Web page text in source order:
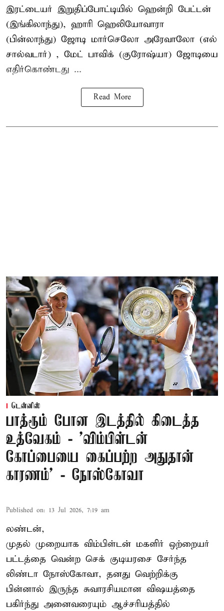
இரட்டையர் இறுதிப்போட்டியில் ஹென்றி பேட்டன்
(இங்கிலாந்து), ஹாரி ஹெலியோவாரா
(பின்லாந்து) ஜோடி மார்செலோ அரேவாலோ (எல்
சால்வடார்) , மேட் பாவிக் (குரோஷ்யா) ஜோடியை
எதிர்கொண்டது ...
Read More
டென்னிஸ்
பாத்ரூம் போன இடத்தில் கிடைத்த
உத்வேகம் - ’விம்பிள்டன்
கோப்பையை கைப்பற்ற அதுதான்
காரணம்’ - நோஸ்கோவா
Published on: 13 Jul 2026, 7:19 am
லண்டன்,
முதல் முறையாக விம்பிள்டன் மகளிர் ஒற்றையர்
பட்டத்தை வென்ற செக் குடியரசை சேர்ந்த
லிண்டா நோஸ்கோவா, தனது வெற்றிக்கு
பின்னால் இருந்த சுவாரசியமான விஷயத்தை
பகிர்ந்து அனைவரையும் ஆச்சரியத்தில்